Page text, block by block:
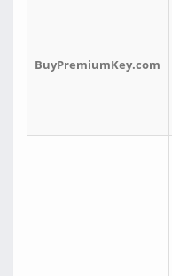
BuyPremiumKey.com